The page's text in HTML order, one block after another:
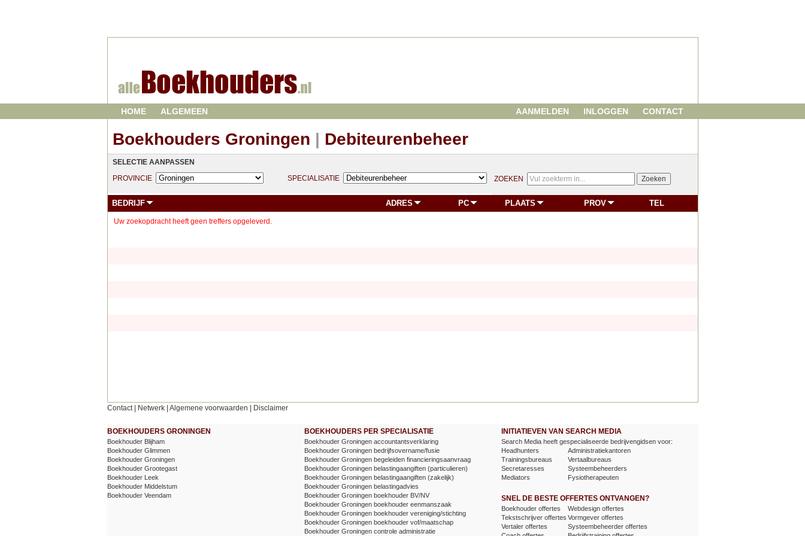
HOME ALGEMEEN AANMELDEN INLOGGEN CONTACT
Boekhouders Groningen | Debiteurenbeheer
SELECTIE AANPASSEN
PROVINCIE
SPECIALISATIE ZOEKEN
BEDRIJF ADRES PC PLAATS PROV TEL
Uw zoekopdracht heeft geen treffers opgeleverd.
Contact| Netwerk| Algemene voorwaarden Disclaimer
BOEKHOUDERS GRONINGEN
Boekhouder Blijham
Boekhouder Glimmen
Boekhouder Groningen
Boekhouder Grootegast
Boekhouder Leek
Boekhouder Middelstum
Boekhouder Veendam
BOEKHOUDERS PER SPECIALISATIE
Boekhouder Groningen accountantsverklaring
Boekhouder Groningen bedrijfsovername/fusie
Boekhouder Groningen begeleiden financieringsaanvraag
Boekhouder Groningen belastingaangiften (particulieren)
Boekhouder Groningen belastingaangiften (zakelijk)
Boekhouder Groningen belastingadvies
Boekhouder Groningen boekhouder BV/NV
Boekhouder Groningen boekhouder eenmanszaak
Boekhouder Groningen boekhouder vereniging/stichting
Boekhouder Groningen boekhouder vof/maatschap
Boekhouder Groningen controle administratie
INITIATIEVEN VAN SEARCH MEDIA
Search Media heeft gespecialiseerde bedrijvengidsen voor:
Headhunters
Administratiekantoren
Trainingsbureaus
Vertaalbureaus
Secretaresses
Systeembeheerders
Mediators
Fysiotherapeuten
SNEL DE BESTE OFFERTES ONTVANGEN?
Boekhouder offertes
Webdesign offertes
Tekstschrijver offertes Vormgever offertes
Vertaler offertes
Systeembeheerder offertes